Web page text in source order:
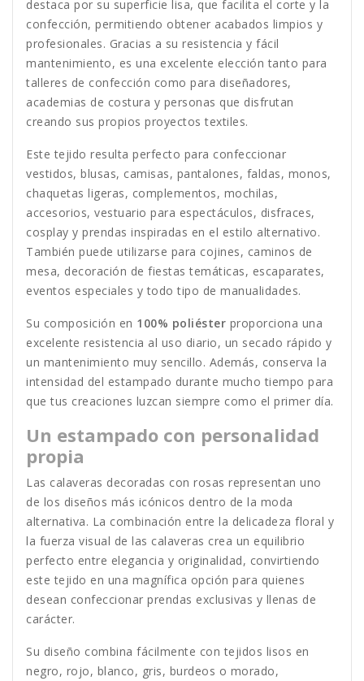
destaca por su superficie lisa, que facilita el corte y la
confección, permitiendo obtener acabados limpios y
profesionales. Gracias a su resistencia y fácil
mantenimiento, es una excelente elección tanto para
talleres de confección como para diseñadores,
academias de costura y personas que disfrutan
creando sus propios proyectos textiles.
Este tejido resulta perfecto para confeccionar
vestidos, blusas, camisas, pantalones, faldas, monos,
chaquetas ligeras, complementos, mochilas,
accesorios, vestuario para espectáculos, disfraces,
cosplay y prendas inspiradas en el estilo alternativo.
También puede utilizarse para cojines, caminos de
mesa, decoración de fiestas temáticas, escaparates,
eventos especiales y todo tipo de manualidades.
Su composición en 100% poliéster proporciona una
excelente resistencia al uso diario, un secado rápido y
un mantenimiento muy sencillo. Además, conserva la
intensidad del estampado durante mucho tiempo para
que tus creaciones luzcan siempre como el primer día.
Un estampado con personalidad
propia
Las calaveras decoradas con rosas representan uno
de los diseños más icónicos dentro de la moda
alternativa. La combinación entre la delicadeza floral y
la fuerza visual de las calaveras crea un equilibrio
perfecto entre elegancia y originalidad, convirtiendo
este tejido en una magnífica opción para quienes
desean confeccionar prendas exclusivas y llenas de
carácter.
Su diseño combina fácilmente con tejidos lisos en
negro, rojo, blanco, gris, burdeos o morado,